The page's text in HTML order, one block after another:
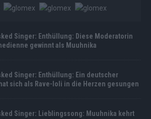
Singer: Enthüllung: Diese Moderatorin
gewinnt als Muuhnika
Singer: Enthüllung: Ein deutscher
sich als Rave-Ioli in die Herzen gesungen
Singer: Lieblingssong: Muuhnika kehrt